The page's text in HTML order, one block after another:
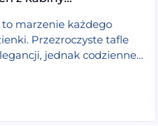
szkła, grubości w mm i
to marzenie każdego
Przezroczyste tafle
jednak codzienne
bez zacieków: Czym